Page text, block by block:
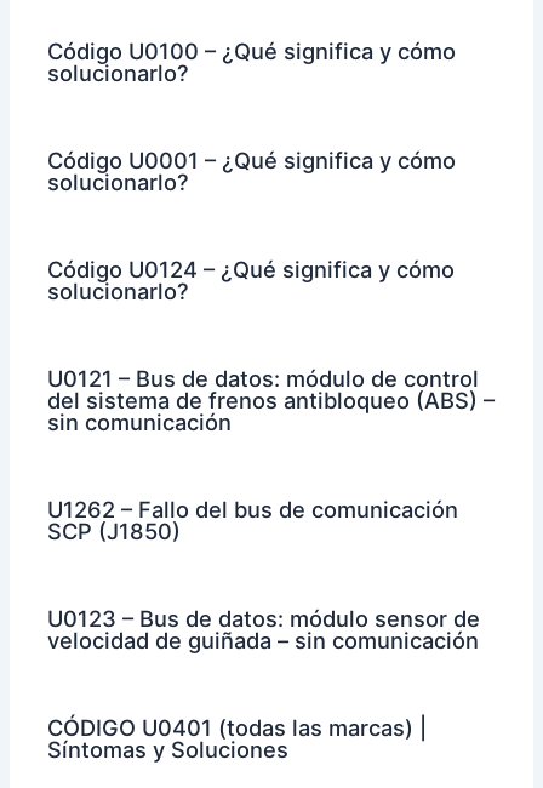
Código U0100 – ¿Qué significa y cómo
solucionarlo?
Código U0001 – ¿Qué significa y cómo
solucionarlo?
Código U0124 – ¿Qué significa y cómo
solucionarlo?
U0121 – Bus de datos: módulo de control
del sistema de frenos antibloqueo (ABS) –
sin comunicación
U1262 – Fallo del bus de comunicación
SCP (J1850)
U0123 – Bus de datos: módulo sensor de
velocidad de guiñada – sin comunicación
CÓDIGO U0401 (todas las marcas) |
Síntomas y Soluciones